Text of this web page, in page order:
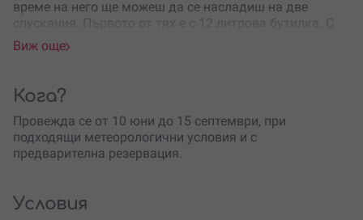
време на него ще можеш да се насладиш на две
спускания. Първото от тях е с 12 литрова бутилка. С
него ще достигнеш до 16 метра дълбочина и ще
разгледаш рифа на Кара Борун.
Второто гмуркане е с 10 литрова бутилка на
дълбочина до 8 метра. По време на него ще имаш
възможността да видиш останки от потънали кораби
и останки от Белогвардейска яхта „Колохида“,
потънала през 1920 година.
OPEN WATER DIVER
Виж още
Кога?
Провежда се от 10 юни до 15 септември, при
подходящи метеорологични условия и с
предварителна резервация.
Условия